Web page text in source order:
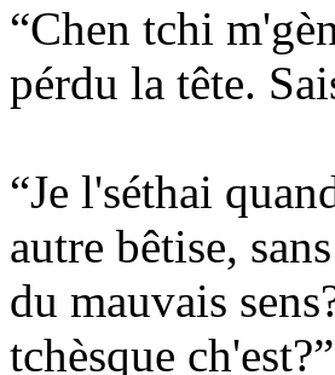
“Chen tchi
pérdu la tête.
“Je l'séthai
autre bêtise,
du mauvais
tchèsque ch'est?”